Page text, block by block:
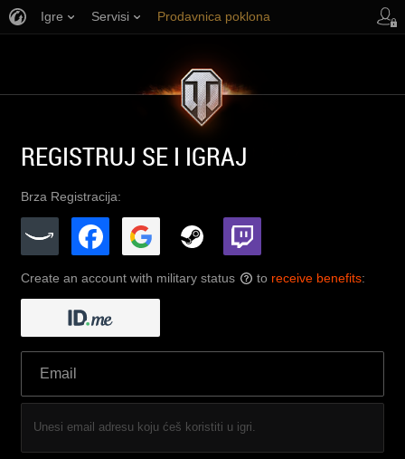
Igre Servisi Prodavnica poklona
REGISTRUJ SE I IGRAJ
Brza Registracija:
Create an account with military status ? to receive benefits:
Unesi email adresu koju ćeš koristiti u igri.